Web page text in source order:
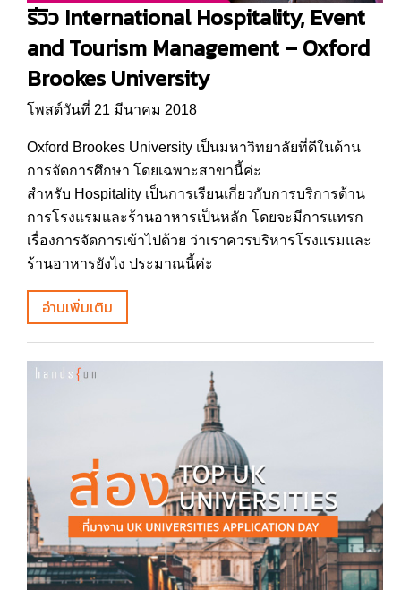
รีวิว International Hospitality, Event
and Tourism Management – Oxford
Brookes University
โพสต์วันที่ 21 มีนาคม 2018
Oxford Brookes University เป็นมหาวิทยาลัยที่ดีในด้าน
การจัดการศึกษา โดยเฉพาะสาขานี้ค่ะ
สำหรับ Hospitality เป็นการเรียนเกี่ยวกับการบริการด้าน
การโรงแรมและร้านอาหารเป็นหลัก โดยจะมีการแทรก
เรื่องการจัดการเข้าไปด้วย ว่าเราควรบริหารโรงแรมและ
ร้านอาหารยังไง ประมาณนี้ค่ะ
อ่านเพิ่มเติม